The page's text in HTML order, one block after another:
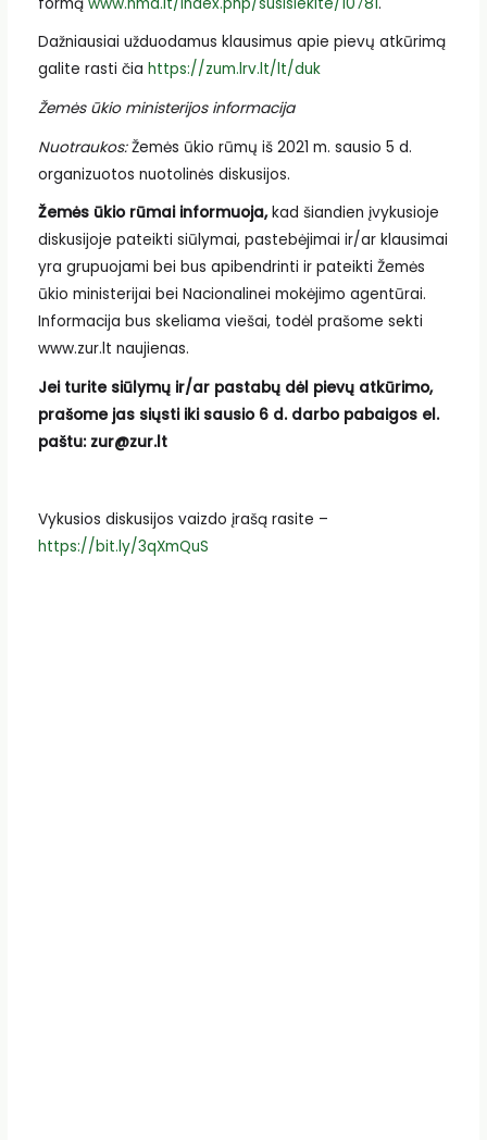
Dažniausiai užduodamus klausimus apie pievų atkūrimą
galite rasti čia https://zum.lrv.lt/lt/duk
Žemės ūkio ministerijos informacija
Nuotraukos:Žemės ūkio rūmų iš 2021 m. sausio 5 d.
organizuotos nuotolinės diskusijos.
Žemės ūkio rūmai informuoja,kad šiandien įvykusioje
diskusijoje pateikti siūlymai, pastebėjimai ir/ar klausimai
yra grupuojami bei bus apibendrinti ir pateikti Žemės
ūkio ministerijai bei Nacionalinei mokėjimo agentūrai.
Informacija bus skeliama viešai, todėl prašome sekti
www.zur.lt naujienas.
Jei turite siūlymų ir/ar pastabų dėl pievų atkūrimo,
prašome jas siųsti iki sausio 6 d. darbo pabaigos el.
paštu: zur@zur.lt
Vykusios diskusijos vaizdo įrašą rasite –
https://bit.ly/3qXmQuS